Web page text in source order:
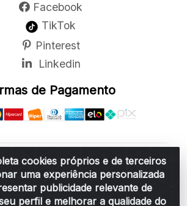
cookies próprios e de terceiros
uma experiência personalizada
publicidade relevante de
perfil e melhorar a qualidade do
Facebook
TikTok
Pinterest
Linkedin
de Pagamento
e Acessórios LTDA - R: Rua
Leopoldino Alves, 876 - Santa
SP - CEP 13.456-166 - CNPJ
06.314.073/0001-34